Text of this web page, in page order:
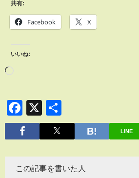
共有:
Facebook X
いいね:
Facebook
X
有
LINE
この記事を書いた人